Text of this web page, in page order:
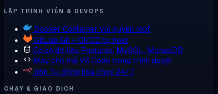
LẬP TRÌNH VIÊN & DEVOPS
Docker Container với quyền root
GitLab Git + CI/CD tự host
Cơ sở dữ liệu Postgres, MySQL, MongoDB
Máy chủ mãVS Code trong trình duyệt
n8n Tự động hóa chạy 24/7
CHẠY & GIAO DỊCH